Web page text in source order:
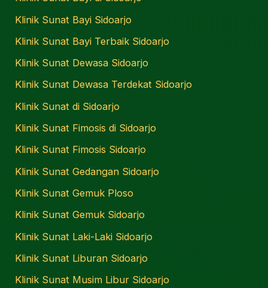
Klinik Sunat Bayi Sidoarjo
Klinik Sunat Bayi Terbaik Sidoarjo
Klinik Sunat Dewasa Sidoarjo
Klinik Sunat Dewasa Terdekat Sidoarjo
Klinik Sunat di Sidoarjo
Klinik Sunat Fimosis di Sidoarjo
Klinik Sunat Fimosis Sidoarjo
Klinik Sunat Gedangan Sidoarjo
Klinik Sunat Gemuk Ploso
Klinik Sunat Gemuk Sidoarjo
Klinik Sunat Laki-Laki Sidoarjo
Klinik Sunat Liburan Sidoarjo
Klinik Sunat Musim Libur Sidoarjo